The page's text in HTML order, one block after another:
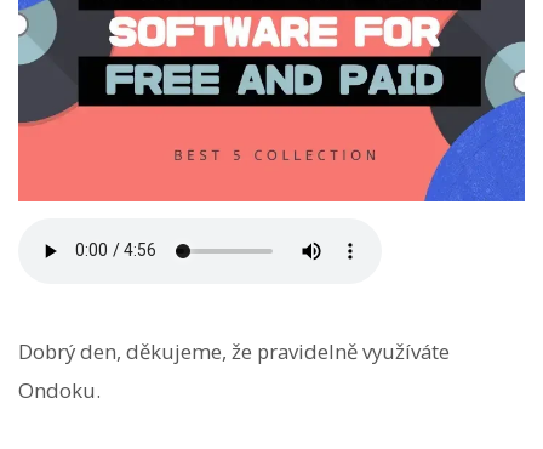
Dobrý den, děkujeme, že pravidelně využíváte
Ondoku.